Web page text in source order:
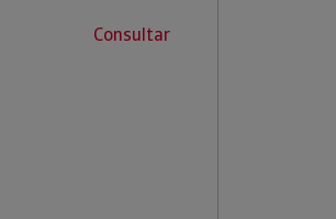
Consultar